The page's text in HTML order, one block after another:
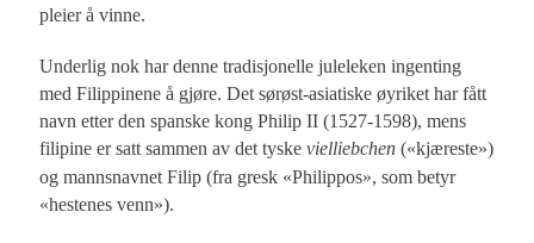
pleier å vinne.
Underlig nok har denne tradisjonelle juleleken ingenting
med Filippinene å gjøre. Det sørøst-asiatiske øyriket har fått
navn etter den spanske kong Philip II (1527-1598), mens
filipine er satt sammen av det tyskevielliebchen («kjæreste»)
og mannsnavnet Filip (fra gresk «Philippos», som betyr
«hestenes venn»).